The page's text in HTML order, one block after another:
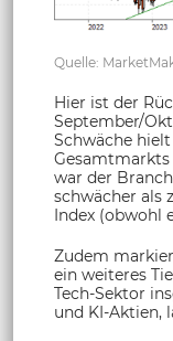
Quelle:
Hier ist der
September/
Schwäche
Gesamtmarkts
war der
schwächer als
Index (obwohl
Zudem
ein weiteres
Tech-Sektor
und KI-Aktien,